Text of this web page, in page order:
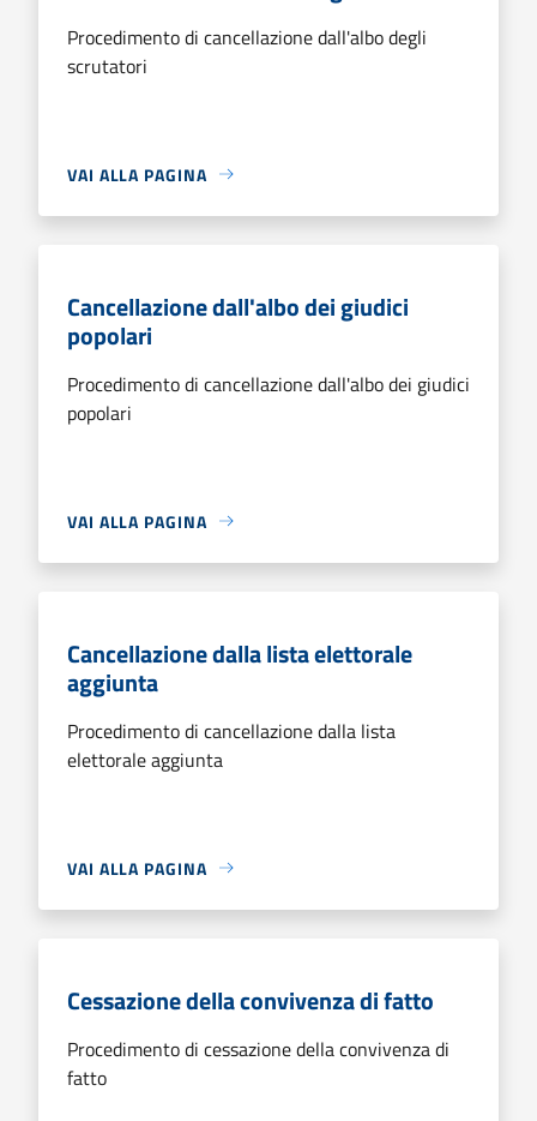
Procedimento di cancellazione dall'albo degli
scrutatori
VAI ALLA PAGINA
Cancellazione dall'albo dei giudici
popolari
Procedimento di cancellazione dall'albo dei giudici
popolari
VAI ALLA PAGINA
Cancellazione dalla lista elettorale
aggiunta
Procedimento di cancellazione dalla lista
elettorale aggiunta
VAI ALLA PAGINA
Cessazione della convivenza di fatto
Procedimento di cessazione della convivenza di
fatto